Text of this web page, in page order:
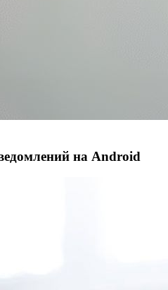
на Android